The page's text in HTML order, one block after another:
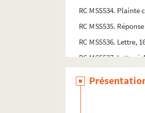
RC MSS534.
RC MSS535.
RC MSS536. Lettre,
RC MSS537. Lettre
RC MSS539. Lettre